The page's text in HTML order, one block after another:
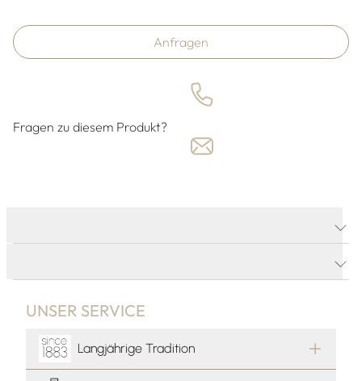
Anfragen
Fragen zu diesem Produkt?
UNSER SERVICE
Langjährige Tradition